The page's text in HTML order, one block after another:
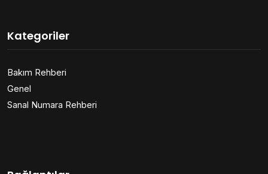
Kategoriler
Bakım Rehberi
Genel
Sanal Numara Rehberi